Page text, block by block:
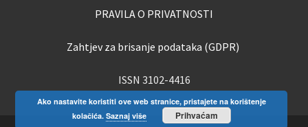
PRAVILA O PRIVATNOSTI
Zahtjev za brisanje podataka (GDPR)
ISSN 3102-4416
Ako nastavite koristiti ove web stranice, pristajete na korištenje
kolačića. Saznaj više Prihvaćam